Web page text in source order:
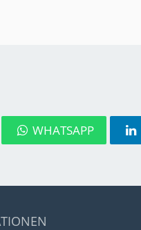
WHATSAPP